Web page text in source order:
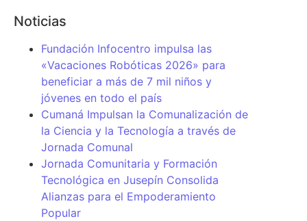
Noticias
Fundación Infocentro impulsa las
«Vacaciones Robóticas 2026» para
beneficiar a más de 7 mil niños y
jóvenes en todo el país
Cumaná Impulsan la Comunalización de
la Ciencia y la Tecnología a través de
Jornada Comunal
Jornada Comunitaria y Formación
Tecnológica en Jusepín Consolida
Alianzas para el Empoderamiento
Popular